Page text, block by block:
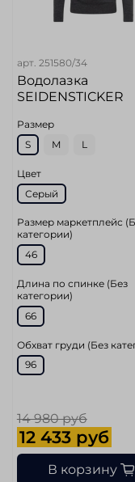
арт. 251580/34
Водолазка
SEIDENSTICKER
Размер
S
M L
Цвет
Серый
Размер маркетплейс
категории)
46
Длина по спинке (Без
категории)
66
Обхват груди (Без
96
14 980 руб
12 433 руб
В корзину